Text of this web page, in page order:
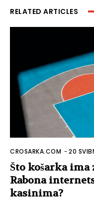
RELATED ARTICLES
CROSARKA.COM -20
Što košarka ima
Rabona
kasinima?